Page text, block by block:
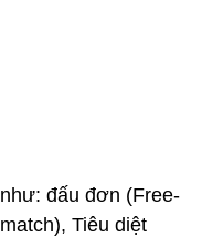
đấu đơn (Free-
Tiêu diệt